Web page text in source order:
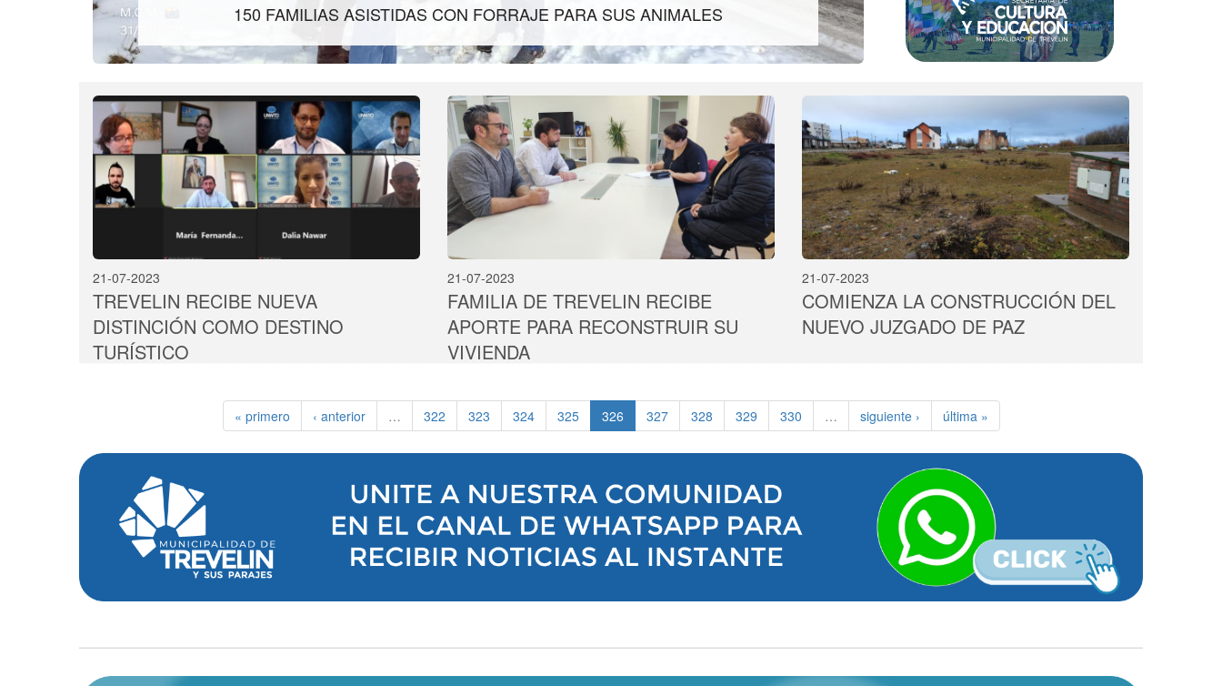
150 FAMILIAS ASISTIDAS CON FORRAJE PARA SUS ANIMALES
21-07-2023
TREVELIN RECIBE NUEVA
DISTINCIÓN COMO DESTINO
TURÍSTICO
21-07-2023
FAMILIA DE TREVELIN RECIBE
APORTE PARA RECONSTRUIR SU
VIVIENDA
21-07-2023
COMIENZA LA CONSTRUCCIÓN DEL
NUEVO JUZGADO DE PAZ
« primero ‹ anterior … 322 323 324 325 326 327 328 329 330 … siguiente › última »